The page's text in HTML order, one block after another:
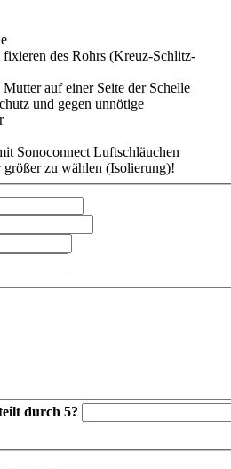
fixieren des Rohrs (Kreuz-Schlitz-
auf einer Seite der Schelle
und gegen unnötige
Sonoconnect Luftschläuchen
zu wählen (Isolierung)!
durch 5?